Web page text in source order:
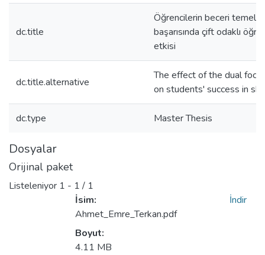
dc.title
Öğrencilerin beceri temelli
başarısında çift odaklı
etkisi
dc.title.alternative
The effect of the dual
on students' success in
dc.type Master Thesis
Dosyalar
Orijinal paket
Listeleniyor 1 - 1 / 1
İsim:
Ahmet_Emre_Terkan.pdf
Boyut:
4.11 MB
İndir